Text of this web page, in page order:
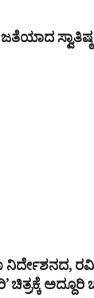
ನಿರ್ದೇಶನದ,
ಚಿತ್ರಕ್ಕೆ